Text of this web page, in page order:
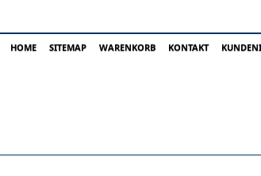
HOME SITEMAP WARENKORB KONTAKT